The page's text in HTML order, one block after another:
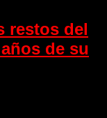
restos del
de su